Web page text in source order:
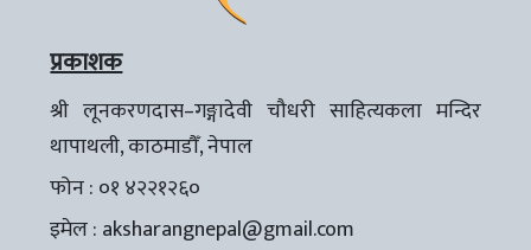
प्रकाशक
श्री लूनकरणदास–गङ्गादेवी चौधरी साहित्यकला मन्दिर
थापाथली, काठमाडौँ, नेपाल
फोन : ०१ ४२२१२६०
इमेल : aksharangnepal@gmail.com